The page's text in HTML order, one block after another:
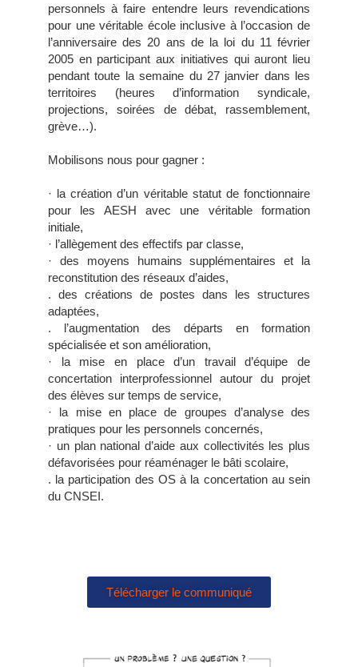
personnels à faire entendre leurs revendications
pour une véritable école inclusive à l’occasion de
l’anniversaire des 20 ans de la loi du 11 février
2005 en participant aux initiatives qui auront lieu
pendant toute la semaine du 27 janvier dans les
territoires (heures d’information syndicale,
projections, soirées de débat, rassemblement,
grève…).
Mobilisons nous pour gagner :
· la création d’un véritable statut de fonctionnaire
pour les AESH avec une véritable formation
initiale,
· l’allègement des effectifs par classe,
· des moyens humains supplémentaires et la
reconstitution des réseaux d’aides,
. des créations de postes dans les structures
adaptées,
. l’augmentation des départs en formation
spécialisée et son amélioration,
· la mise en place d’un travail d’équipe de
concertation interprofessionnel autour du projet
des élèves sur temps de service,
· la mise en place de groupes d’analyse des
pratiques pour les personnels concernés,
· un plan national d’aide aux collectivités les plus
défavorisées pour réaménager le bâti scolaire,
. la participation des OS à la concertation au sein
du CNSEI.
Télécharger le communiqué